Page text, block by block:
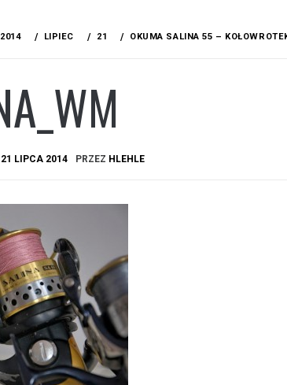
2014 LIPIEC 21 OKUMA SALINA 55 –
21 LIPCA 2014 PRZEZ HLEHLE